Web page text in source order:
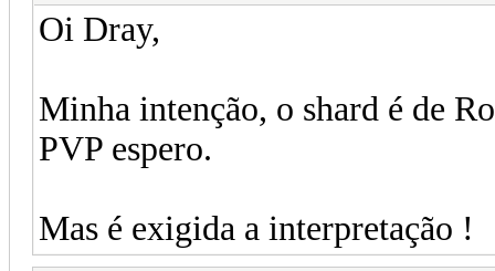
Oi Dray,
Minha intenção, o shard é de
PVP espero.
Mas é exigida a interpretação !